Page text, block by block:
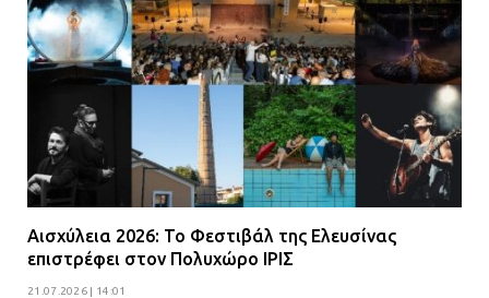
Αισχύλεια 2026: Το Φεστιβάλ της Ελευσίνας
επιστρέφει στον Πολυχώρο ΙΡΙΣ
21.07.2026 | 14:01